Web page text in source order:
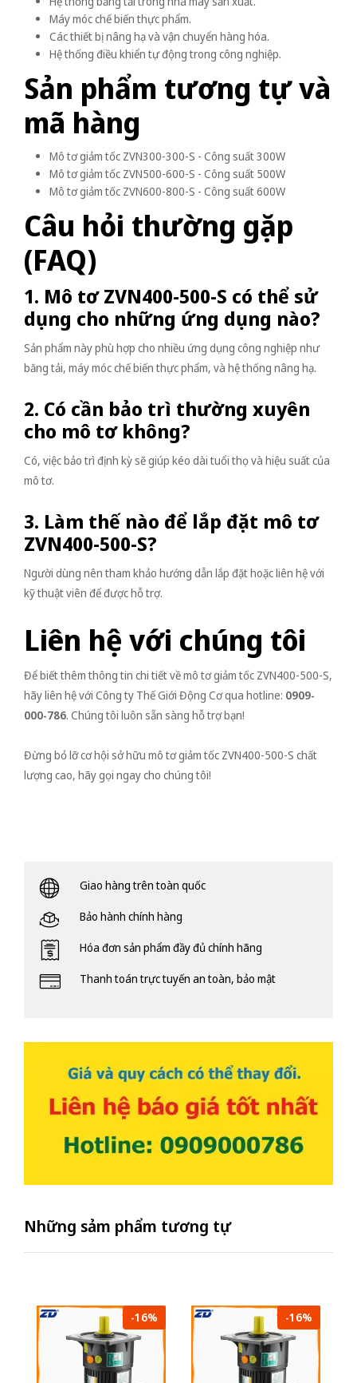
Máy móc chế biến thực phẩm.
Các thiết bị nâng hạ và vận chuyển hàng hóa.
Hệ thống điều khiển tự động trong công nghiệp.
Sản phẩm tương tự và
mã hàng
Mô tơ giảm tốc ZVN300-300-S - Công suất 300W
Mô tơ giảm tốc ZVN500-600-S - Công suất 500W
Mô tơ giảm tốc ZVN600-800-S - Công suất 600W
Câu hỏi thường gặp
(FAQ)
1. Mô tơ ZVN400-500-S có thể sử
dụng cho những ứng dụng nào?
Sản phẩm này phù hợp cho nhiều ứng dụng công nghiệp như
băng tải, máy móc chế biến thực phẩm, và hệ thống nâng hạ.
2. Có cần bảo trì thường xuyên
cho mô tơ không?
Có, việc bảo trì định kỳ sẽ giúp kéo dài tuổi thọ và hiệu suất của
mô tơ.
3. Làm thế nào để lắp đặt mô tơ
ZVN400-500-S?
Người dùng nên tham khảo hướng dẫn lắp đặt hoặc liên hệ với
kỹ thuật viên để được hỗ trợ.
Liên hệ với chúng tôi
Để biết thêm thông tin chi tiết về mô tơ giảm tốc ZVN400-500-S,
hãy liên hệ với Công ty Thế Giới Động Cơ qua hotline: 0909-
000-786. Chúng tôi luôn sẵn sàng hỗ trợ bạn!
Đừng bỏ lỡ cơ hội sở hữu mô tơ giảm tốc ZVN400-500-S chất
lượng cao, hãy gọi ngay cho chúng tôi!
Giao hàng trên toàn quốc
Bảo hành chính hàng
Hóa đơn sản phẩm đầy đủ chính hãng
Thanh toán trực tuyến an toàn, bảo mật
Những sảm phẩm tương tự
-16% -16%